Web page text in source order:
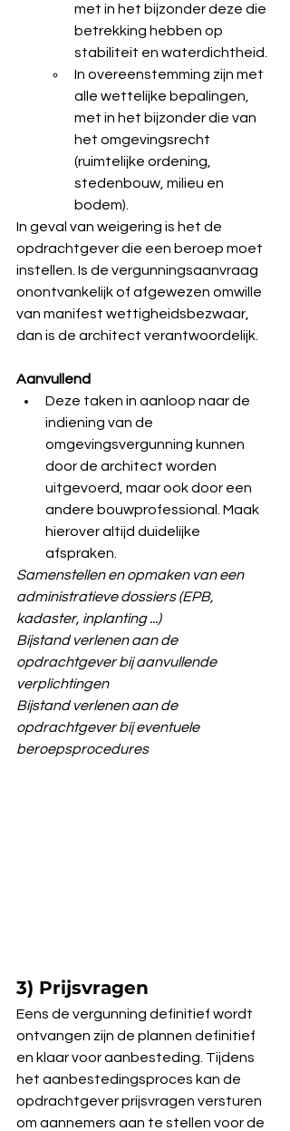
met in het bijzonder deze die
betrekking hebben op
stabiliteit en waterdichtheid.
In overeenstemming zijn met
alle wettelijke bepalingen,
met in het bijzonder die van
het omgevingsrecht
(ruimtelijke ordening,
stedenbouw, milieu en
bodem).
In geval van weigering is het de
opdrachtgever die een beroep moet
instellen. Is de vergunningsaanvraag
onontvankelijk of afgewezen omwille
van manifest wettigheidsbezwaar,
dan is de architect verantwoordelijk.
Aanvullend
Deze taken in aanloop naar de
indiening van de
omgevingsvergunning kunnen
door de architect worden
uitgevoerd, maar ook door een
andere bouwprofessional. Maak
hierover altijd duidelijke
afspraken.
Samenstellen en opmaken van een
administratieve dossiers (EPB,
kadaster, inplanting ...)
Bijstand verlenen aan de
opdrachtgever bij aanvullende
verplichtingen
Bijstand verlenen aan de
opdrachtgever bij eventuele
beroepsprocedures
3) Prijsvragen
Eens de vergunning definitief wordt
ontvangen zijn de plannen definitief
en klaar voor aanbesteding. Tijdens
het aanbestedingsproces kan de
opdrachtgever prijsvragen versturen
om aannemers aan te stellen voor de